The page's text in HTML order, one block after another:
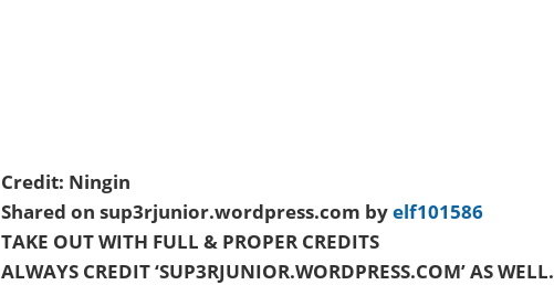
Credit: Ningin
Shared on sup3rjunior.wordpress.com byelf101586
TAKE OUT WITH FULL & PROPER CREDITS
ALWAYS CREDIT ‘SUP3RJUNIOR.WORDPRESS.COM’ AS WELL.